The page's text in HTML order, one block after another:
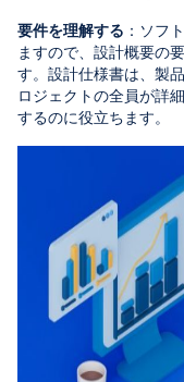
要件を理解する ：ソフ
ますので、設計概要の
す。設計仕様書は、製
ロジェクトの全員が詳
するのに役立ちます。